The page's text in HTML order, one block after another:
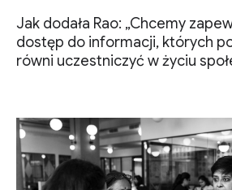
Jak dodała Rao: „Chcemy
dostęp do informacji, których
równi uczestniczyć w życiu